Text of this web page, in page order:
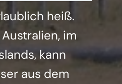
heiß.
im
kann
aus dem